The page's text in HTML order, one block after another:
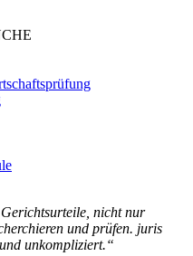
nicht nur
und prüfen. juris
unkompliziert.“